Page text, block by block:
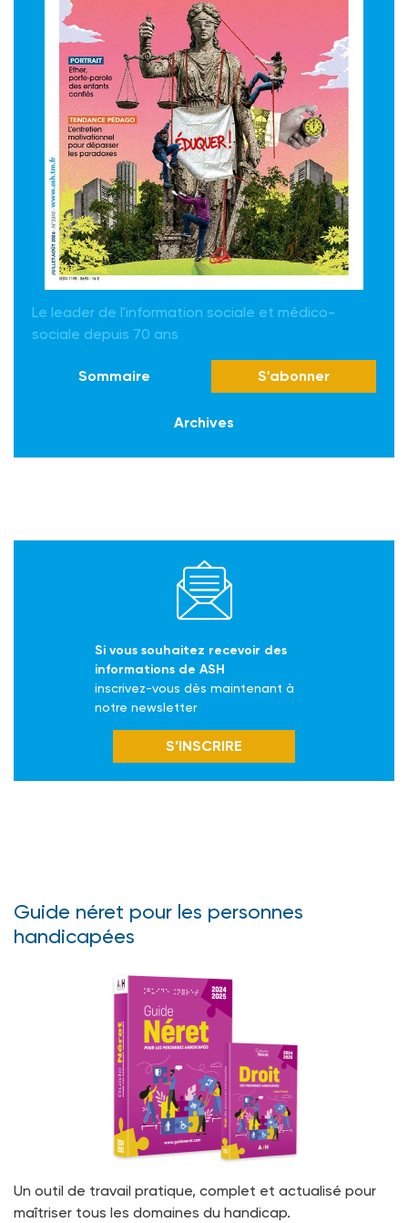
Le leader de l'information sociale et médico-
sociale depuis 70 ans
Sommaire S'abonner
Archives
Si vous souhaitez recevoir des
informations de ASH
inscrivez-vous dès maintenant à
notre newsletter
S’INSCRIRE
Guide néret pour les personnes
handicapées
Un outil de travail pratique, complet et actualisé pour
maîtriser tous les domaines du handicap.